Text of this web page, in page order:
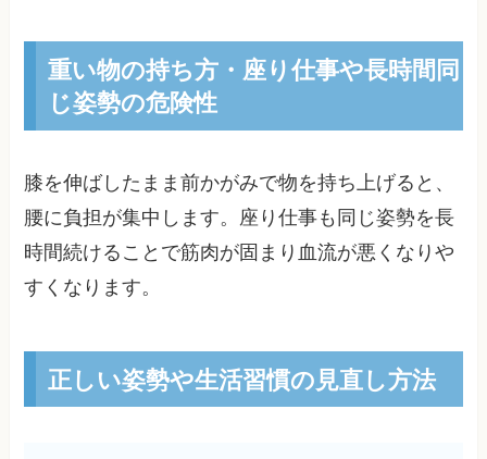
重い物の持ち方・座り仕事や長時間同
じ姿勢の危険性
膝を伸ばしたまま前かがみで物を持ち上げると、
腰に負担が集中します。座り仕事も同じ姿勢を長
時間続けることで筋肉が固まり血流が悪くなりや
すくなります。
正しい姿勢や生活習慣の見直し方法